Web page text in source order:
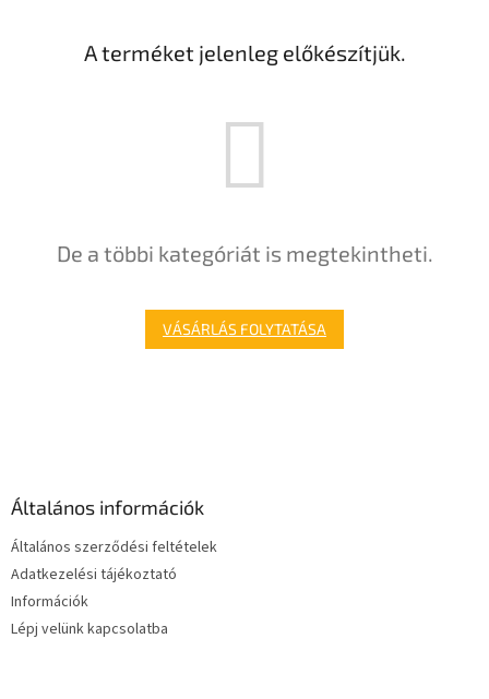
A terméket jelenleg előkészítjük.
De a többi kategóriát is megtekintheti.
VÁSÁRLÁS FOLYTATÁSA
Általános információk
Általános szerződési feltételek
Adatkezelési tájékoztató
Információk
Lépj velünk kapcsolatba